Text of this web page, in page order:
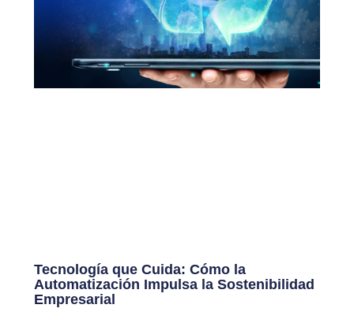
Tecnología que Cuida: Cómo la
Automatización Impulsa la Sostenibilidad
Empresarial